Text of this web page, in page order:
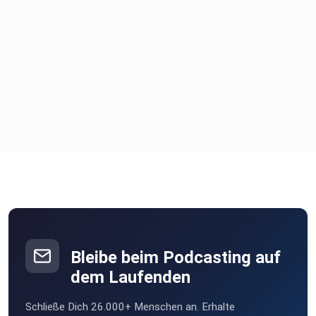
https://taz.de/!1563280/
lebenswert-machen/
Bleibe beim Podcasting auf
dem Laufenden
Schließe Dich 26.000+ Menschen an. Erhalte